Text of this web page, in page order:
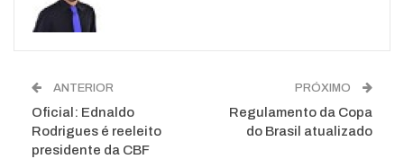
ANTERIOR
Oficial: Ednaldo
Rodrigues é reeleito
presidente da CBF
PRÓXIMO
Regulamento da Copa
do Brasil atualizado